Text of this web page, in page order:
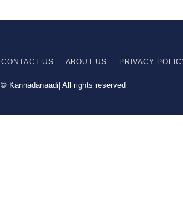
CONTACT US ABOUT US PRIVACY
© Kannadanaadi| All rights reserved